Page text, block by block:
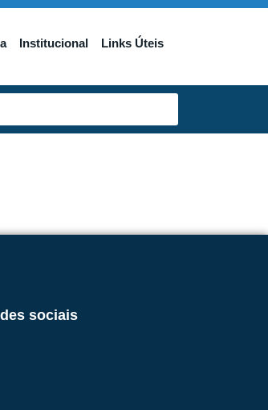
Institucional Links Úteis
sociais